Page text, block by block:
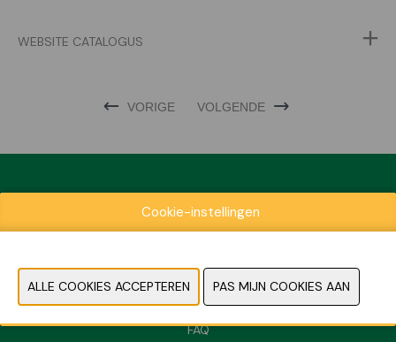
WEBSITE CATALOGUS
VORIGE VOLGENDE
Exposantenlijst
Contact
Pers- en beeldmateriaal
FAQ
Cookie-instellingen